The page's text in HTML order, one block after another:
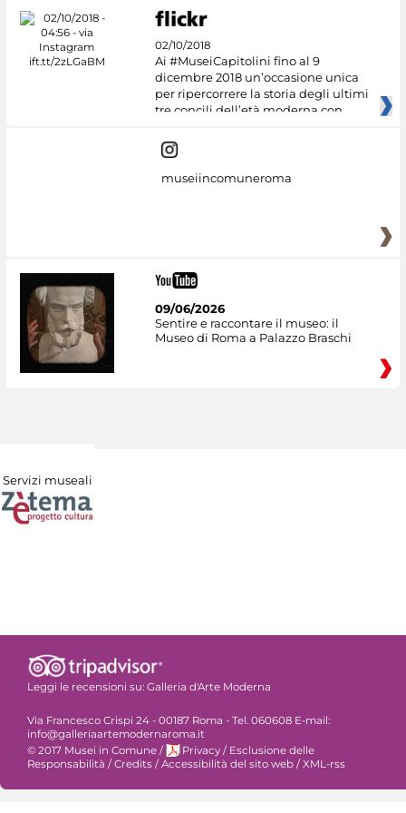
02/10/2018
Ai #MuseiCapitolini fino al 9
dicembre 2018 un’occasione unica
per ripercorrere la storia degli ultimi
tre concili dell’età moderna con
museiincomuneroma
09/06/2026
Sentire e raccontare il museo: il
Museo di Roma a Palazzo Braschi
Servizi museali
Leggi le recensioni su: Galleria d'Arte Moderna
Via Francesco Crispi 24 - 00187 Roma - Tel. 060608 E-mail:
info@galleriaartemodernaroma.it
© 2017 Musei in Comune / Privacy / Esclusione delle
Responsabilità / Credits / Accessibilità del sito web / XML-rss